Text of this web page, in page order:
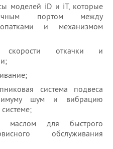
моделей iD и iT, которые
портом между
и механизмом
скорости откачки и
система подвеса
шум и вибрацию
маслом для быстрого
обслуживания